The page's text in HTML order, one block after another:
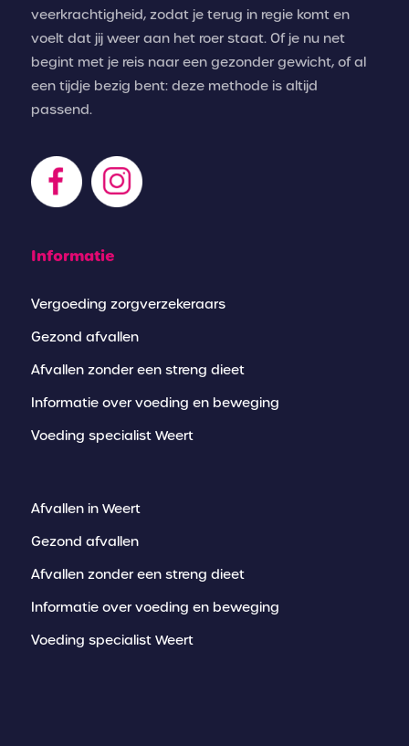
veerkrachtigheid, zodat je terug in regie komt en
voelt dat jij weer aan het roer staat. Of je nu net
begint met je reis naar een gezonder gewicht, of al
een tijdje bezig bent: deze methode is altijd
passend.
Informatie
Vergoeding zorgverzekeraars
Gezond afvallen
Afvallen zonder een streng dieet
Informatie over voeding en beweging
Voeding specialist Weert
Afvallen in Weert
Gezond afvallen
Afvallen zonder een streng dieet
Informatie over voeding en beweging
Voeding specialist Weert